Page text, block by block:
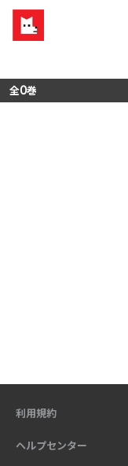
全0巻
利用規約
ヘルプセンター